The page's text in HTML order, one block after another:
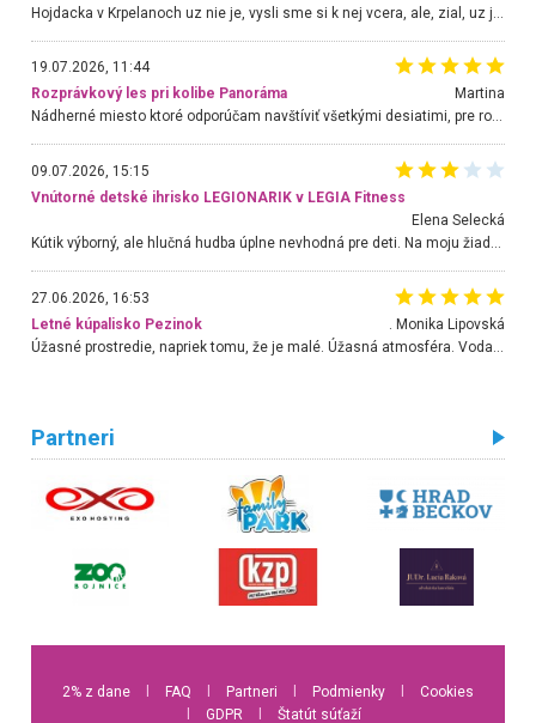
19.07.2026, 11:44
Rozprávkový les pri kolibe Panoráma
Martina
Nádherné miesto ktoré odporúčam navštíviť všetkými desiatimi, pre rodiny s deťmi, dôchodcom... Proste a jednoducho ozaj rozprávkový les.. určite ešte prídeme. Odniesli sme si na pamiatku krásne tričká,
09.07.2026, 15:15
Vnútorné detské ihrisko LEGIONARIK v LEGIA Fitness
Elena Selecká
Kútik výborný, ale hlučná hudba úplne nevhodná pre deti. Na moju žiadosť o aspoň sušenie nereagovali.
27.06.2026, 16:53
Letné kúpalisko Pezinok
. Monika Lipovská
Partneri
2% z dane FAQ Partneri Podmienky
Cookies
GDPR Štatút súťaží